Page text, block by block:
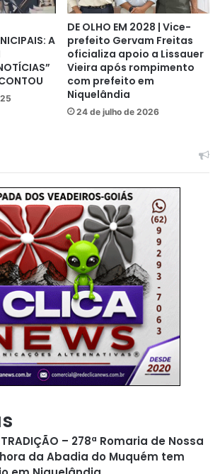
A
DE OLHO EM 2028 | Vice-
prefeito Gervam Freitas
oficializa apoio a Lissauer
Vieira após rompimento
com prefeito em
Niquelândia
24 de julho de 2026
TRADIÇÃO – 278ª Romaria de Nossa
da Abadia do Muquém tem